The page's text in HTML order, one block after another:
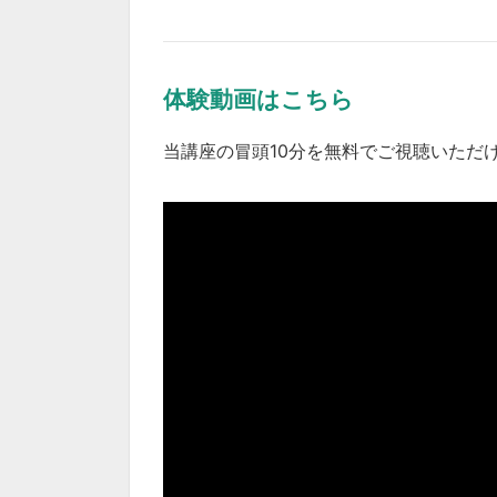
体験動画はこちら
当講座の冒頭10分を無料でご視聴いただ